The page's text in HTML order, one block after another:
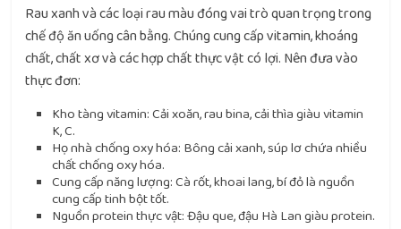
Rau xanh và các loại rau màu đóng vai trò quan trọng trong
chế độ ăn uống cân bằng. Chúng cung cấp vitamin, khoáng
chất, chất xơ và các hợp chất thực vật có lợi. Nên đưa vào
thực đơn:
Kho tàng vitamin: Cải xoăn, rau bina, cải thìa giàu vitamin
K, C.
Họ nhà chống oxy hóa: Bông cải xanh, súp lơ chứa nhiều
chất chống oxy hóa.
Cung cấp năng lượng: Cà rốt, khoai lang, bí đỏ là nguồn
cung cấp tinh bột tốt.
Nguồn protein thực vật: Đậu que, đậu Hà Lan giàu protein.